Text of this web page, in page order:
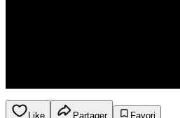
Like Partager
Favori